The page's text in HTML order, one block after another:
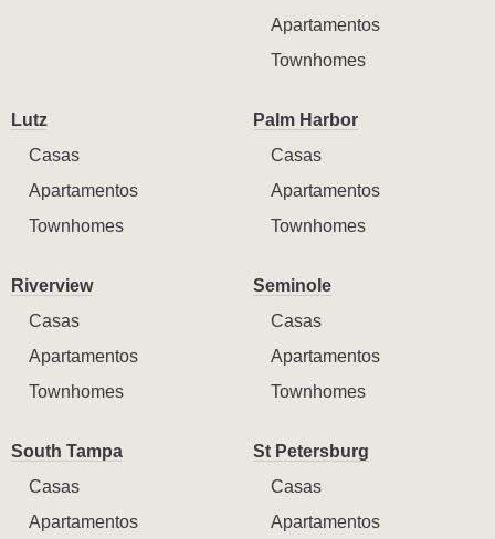
Apartamentos
Townhomes
Lutz
Casas
Apartamentos
Townhomes
Palm Harbor
Casas
Apartamentos
Townhomes
Riverview
Casas
Apartamentos
Townhomes
Seminole
Casas
Apartamentos
Townhomes
South Tampa
Casas
Apartamentos
St Petersburg
Casas
Apartamentos